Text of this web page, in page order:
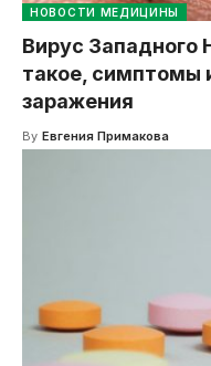
НОВОСТИ МЕДИЦИНЫ
Вирус Западного
такое, симптомы
заражения
By Евгения Примакова